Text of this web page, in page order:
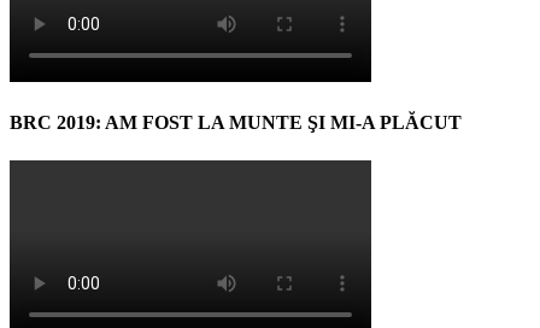
BRC 2019: AM FOST LA MUNTE ŞI MI-A PLĂCUT